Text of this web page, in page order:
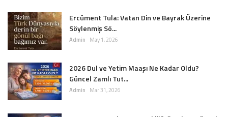
Ercüment Tula: Vatan Din ve Bayrak Üzerine
Söylenmiş Sö...
Admin May 1, 2026
2026 Dul ve Yetim Maaşı Ne Kadar Oldu?
Güncel Zamlı Tut...
Admin Mar 31, 2026